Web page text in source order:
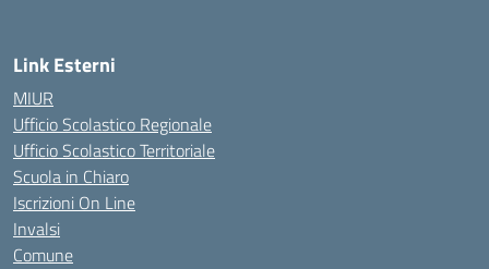
Link Esterni
MIUR
Ufficio Scolastico Regionale
Ufficio Scolastico Territoriale
Scuola in Chiaro
Iscrizioni On Line
Invalsi
Comune